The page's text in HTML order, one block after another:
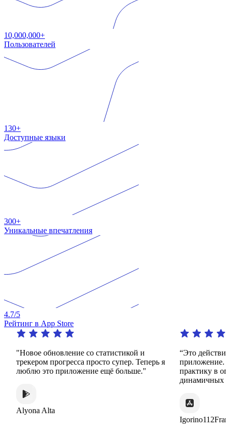
10,000,000+
Пользователей
130+
Доступные языки
300+
Уникальные впечатления
4.7/5
Рейтинг в App Store
"Новое обновление со статистикой и
трекером прогресса просто супер. Теперь я
люблю это приложение ещё больше."
Alyona Alta
“Это
приложение.
практику в
динамичных